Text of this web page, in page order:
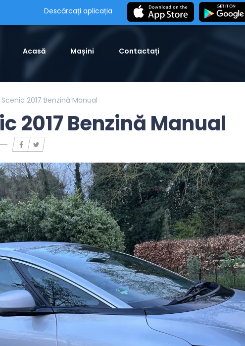
Descărcați aplicația
Acasă Mașini Contactați
2017 Benzină Manual
2017 Benzină Manual